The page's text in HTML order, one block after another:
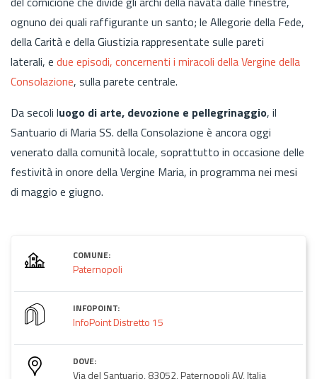
ognuno dei quali raffigurante un santo; le Allegorie della Fede,
della Carità e della Giustizia rappresentate sulle pareti
laterali, e due episodi, concernenti i miracoli della Vergine della
Consolazione, sulla parete centrale.
Da secoli luogo di arte, devozione e pellegrinaggio, il
Santuario di Maria SS. della Consolazione è ancora oggi
venerato dalla comunità locale, soprattutto in occasione delle
festività in onore della Vergine Maria, in programma nei mesi
di maggio e giugno.
COMUNE:
Paternopoli
INFOPOINT:
InfoPoint Distretto 15
DOVE:
Via del Santuario, 83052, Paternopoli AV, Italia